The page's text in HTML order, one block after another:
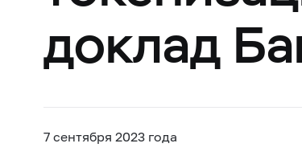
доклад
7 сентября 2023 года